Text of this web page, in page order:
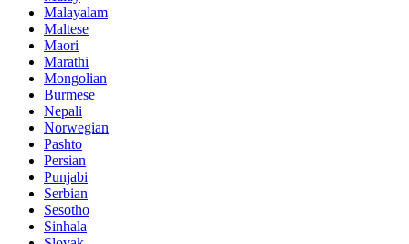
Malayalam
Maltese
Maori
Marathi
Mongolian
Burmese
Nepali
Norwegian
Pashto
Persian
Punjabi
Serbian
Sesotho
Sinhala